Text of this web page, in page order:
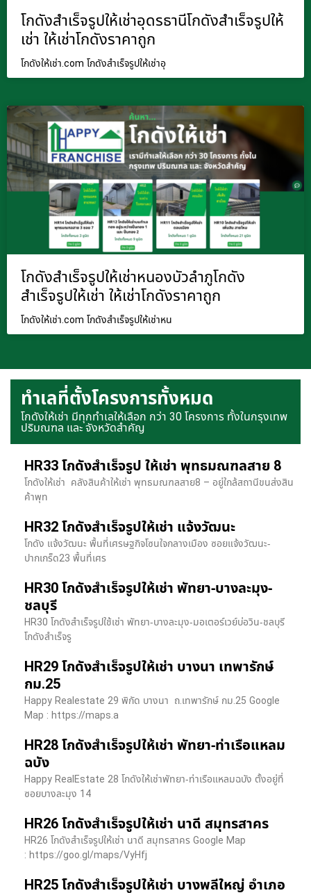
โกดังสำเร็จรูปให้เช่าอุดรธานีโกดังสำเร็จรูปให้
เช่า ให้เช่าโกดังราคาถูก
โกดังให้เช่า.com โกดังสำเร็จรูปให้เช่าอุ
โกดังสำเร็จรูปให้เช่าหนองบัวลำภูโกดัง
สำเร็จรูปให้เช่า ให้เช่าโกดังราคาถูก
โกดังให้เช่า.com โกดังสำเร็จรูปให้เช่าหน
ทำเลที่ตั้งโครงการทั้งหมด
โกดังให้เช่า มีทุกทำเลให้เลือก กว่า 30 โครงการ ทั้งในกรุงเทพ
ปริมณฑล และ จังหวัดสำคัญ
HR33 โกดังสำเร็จรูป ให้เช่า พุทธมณฑลสาย 8
โกดังให้เช่า คลังสินค้าให้เช่า พุทธมณฑลสาย8 – อยู่ใกล้สถานีขนส่งสิน
ค้าพุท
HR32 โกดังสำเร็จรูปให้เช่า แจ้งวัฒนะ
โกดัง แจ้งวัฒนะ พื้นที่เศรษฐกิจโซนใจกลางเมือง ซอยแจ้งวัฒนะ-
ปากเกร็ด23 พื้นที่เศร
HR30 โกดังสำเร็จรูปให้เช่า พัทยา-บางละมุง-
ชลบุรี
HR30 โกดังสำเร็จรูปใช้เช่า พัทยา-บางละมุง-มอเตอร์เวย์บ่อวิน-ชลบุรี
โกดังสำเร็จรู
HR29 โกดังสำเร็จรูปให้เช่า บางนา เทพารักษ์
กม.25
Happy Realestate 29 พิกัด บางนา​ ถ.เทพารักษ์ กม.25 Google
Map : ​https://maps.a
HR28 โกดังสำเร็จรูปให้เช่า พัทยา-ท่าเรือแหลม
ฉบัง
Happy RealEstate 28 โกดังให้เช่าพัทยา-ท่าเรือแหลมฉบัง ตั้งอยู่ที่
ซอยบางละมุง 14
HR26 โกดังสำเร็จรูปให้เช่า นาดี สมุทรสาคร
HR26 โกดังสำเร็จรูปให้เช่า นาดี สมุทรสาคร Google Map
: https://goo.gl/maps/VyHfj
HR25 โกดังสำเร็จรูปให้เช่า บางพลีใหญ่ อำเภอ